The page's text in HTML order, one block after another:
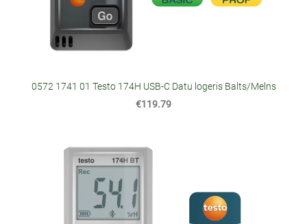
0572 1741 01 Testo 174H USB-C Datu logeris Balts/Melns
€119.79